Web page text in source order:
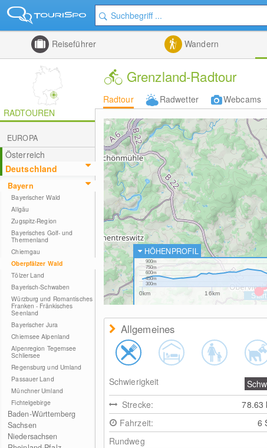
Reiseführer Wandern
Grenzland-Radtour
Radtour Radwetter Webcams
RADTOUREN
EUROPA
Österreich
Deutschland
Bayern
Bayerischer Wald
Allgäu
Zugspitz-Region
Bayerisches Golf- und
Thermenland
Chiemgau
Oberpfälzer Wald
Tölzer Land
Bayerisch-Schwaben
Würzburg und Romantisches
Franken - Fränkisches
Seenland
Bayerischer Jura
Chiemsee Alpenland
Alpenregion Tegernsee
Schliersee
Regensburg und Umland
Passauer Land
Münchner Umland
Fichtelgebirge
Baden-Württemberg
Sachsen
Niedersachsen
HÖHENPROFIL
0km 16km
300m
450m
600m
750m
900m
Allgemeines
Schwierigkeit
Strecke:
78.63
Fahrzeit:
6
Rundweg